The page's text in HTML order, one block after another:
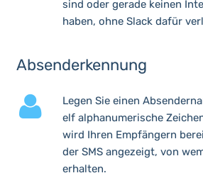
sind oder gerade keinen
haben, ohne Slack dafür
Absenderkennung
Legen Sie einen
elf alphanumerische
wird Ihren Empfängern
der SMS angezeigt, von
erhalten.